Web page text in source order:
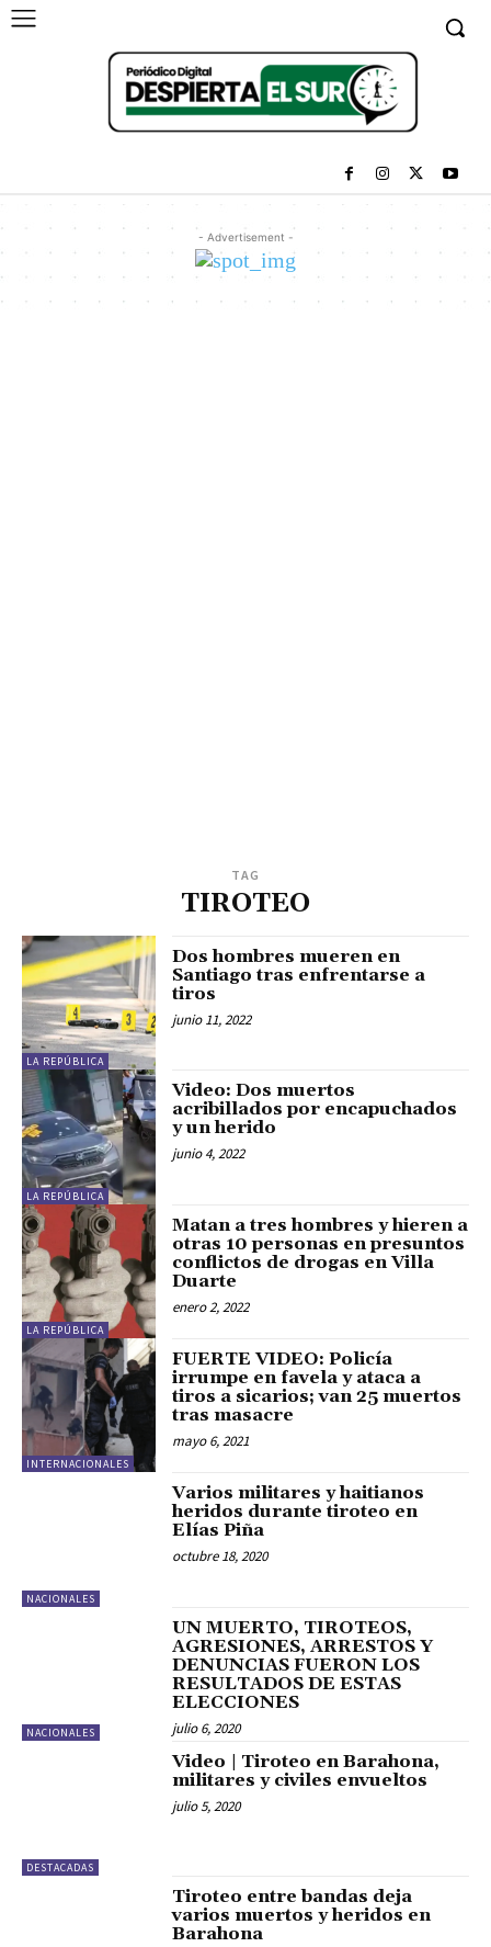
- Advertisement -
TAG
TIROTEO
LA REPÚBLICA
Dos hombres mueren en
Santiago tras enfrentarse a
tiros
junio 11, 2022
LA REPÚBLICA
Video: Dos muertos
acribillados por encapuchados
y un herido
junio 4, 2022
LA REPÚBLICA
Matan a tres hombres y hieren a
otras 10 personas en presuntos
conflictos de drogas en Villa
Duarte
enero 2, 2022
INTERNACIONALES
FUERTE VIDEO: Policía
irrumpe en favela y ataca a
tiros a sicarios; van 25 muertos
tras masacre
mayo 6, 2021
NACIONALES
Varios militares y haitianos
heridos durante tiroteo en
Elías Piña
octubre 18, 2020
NACIONALES
UN MUERTO, TIROTEOS,
AGRESIONES, ARRESTOS Y
DENUNCIAS FUERON LOS
RESULTADOS DE ESTAS
ELECCIONES
julio 6, 2020
DESTACADAS
Video | Tiroteo en Barahona,
militares y civiles envueltos
julio 5, 2020
Tiroteo entre bandas deja
varios muertos y heridos en
Barahona